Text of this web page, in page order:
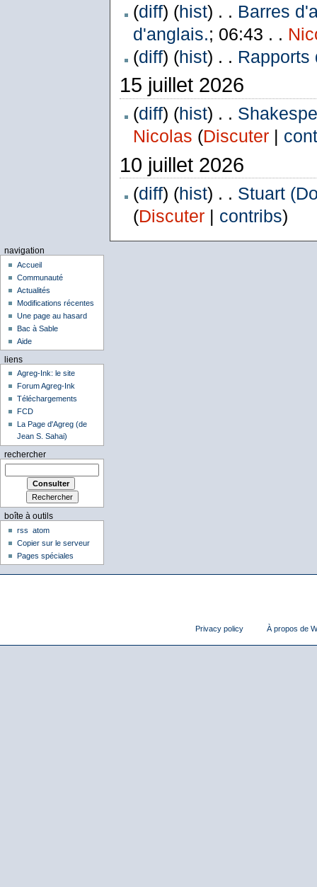
(diff) (hist) . . Barres
d'anglais.; 06:43 . .
(diff) (hist) . . Rapports
15 juillet 2026
(diff) (hist) . .
Nicolas (Discuter|
10 juillet 2026
(diff) (hist) . . Stuart
(Discuter| contribs)
navigation
Accueil
Communauté
Actualités
Modifications récentes
Une page au hasard
Bac à Sable
Aide
liens
Agreg-Ink: le site
Forum Agreg-Ink
Téléchargements
FCD
La Page d'Agreg (de
Jean S. Sahai)
rechercher
boîte à outils
rss
atom
Copier sur le serveur
Pages spéciales
Privacy policy À propos de